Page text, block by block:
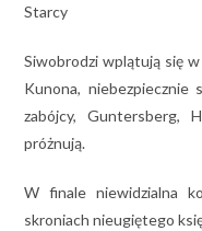
Starcy
Siwobrodzi wplątują się
Kunona, niebezpiecznie
zabójcy, Guntersberg,
próżnują.
W finale niewidzialna
skroniach nieugiętego